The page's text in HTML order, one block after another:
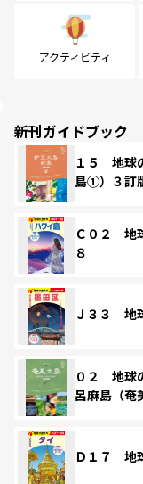
アクティビティ
新刊ガイドブック
１５ 地球
島①）３訂
Ｃ０２ 地
８
Ｊ３３ 地
０２ 地
呂麻島（
Ｄ１７ 地